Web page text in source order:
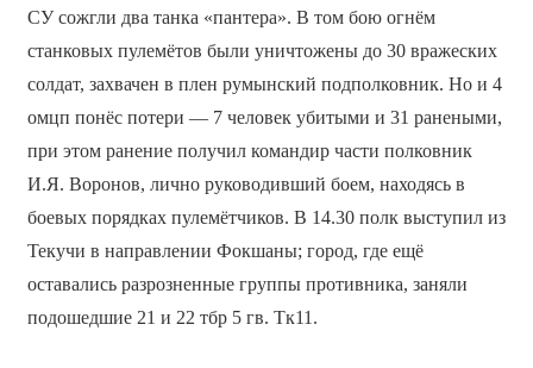
СУ сожгли два танка «пантера». В том бою огнём
станковых пулемётов были уничтожены до 30 вражеских
солдат, захвачен в плен румынский подполковник. Но и 4
омцп понёс потери — 7 человек убитыми и 31 ранеными,
при этом ранение получил командир части полковник
И.Я. Воронов, лично руководивший боем, находясь в
боевых порядках пулемётчиков. В 14.30 полк выступил из
Текучи в направлении Фокшаны; город, где ещё
оставались разрозненные группы противника, заняли
подошедшие 21 и 22 тбр 5 гв. Тк11.